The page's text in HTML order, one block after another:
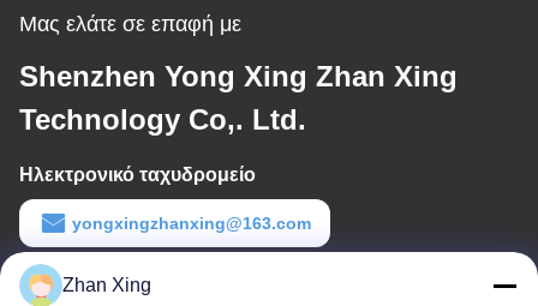
Μας ελάτε σε επαφή με
Shenzhen Yong Xing Zhan Xing
Technology Co,. Ltd.
Ηλεκτρονικό ταχυδρομείο
yongxingzhanxing@163.com
Εργασιακό χρόνο
Zhan Xing